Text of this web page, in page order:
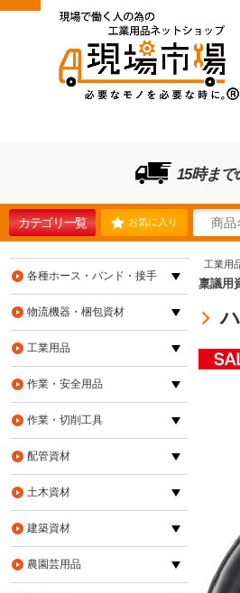
15時まで
カテゴリ一覧 お気に入り
工業用
稟議用
各種ホース・バンド・接手
物流機器・梱包資材
工業用品
作業・安全用品
作業・切削工具
配管資材
土木資材
建築資材
農園芸用品